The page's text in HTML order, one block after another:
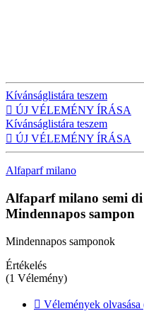
Kívánságlistára teszem
 ÚJ VÉLEMÉNY ÍRÁSA
Kívánságlistára teszem
 ÚJ VÉLEMÉNY ÍRÁSA
Alfaparf milano
Alfaparf milano semi
Mindennapos sampon
Mindennapos samponok
Értékelés
(1 Vélemény)
 Vélemények olvasása